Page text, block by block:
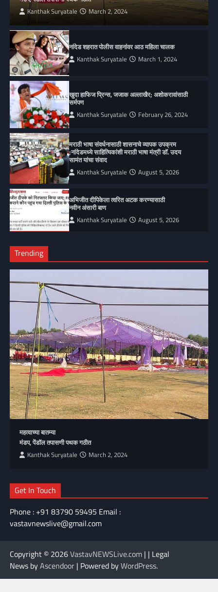
Kanthak Suryatale March 2, 2024
नांदेड शहरात पोलीस वाहनांवर आठ महिला चालक
Kanthak Suryatale March 1, 2024
खुदा हाफिज प्रिन्स, जजाक अल्लाखैर; अशोकरावांसाठी
सर्मपण
Kanthak Suryatale February 26, 2024
मराठी भाषा संवर्धनासाठी शासनाचे व्यापक उपक्रम
;नांदेडमध्ये साहित्यिकांशी मराठी भाषा मंत्री डॉ. उदय
सामंत यांचा संवाद
Kanthak Suryatale August 5, 2026
अभिजीत दीपिकेला त्वरित अटक करण्यासाठी
नवीन अंसारी बाण
Kanthak Suryatale August 5, 2026
Trending
महत्वाच्या बातम्या
मंडप, पेंडॉल तपासणी पथक गठीत
Kanthak Suryatale March 2, 2024
Get In Touch
Phone : +91 83790 59495 Email :
vastavnewslive@gmail.com
Copyright © 2026VastavNEWSLive.com | | Legal
News byAscendoor | Powered byWordPress.